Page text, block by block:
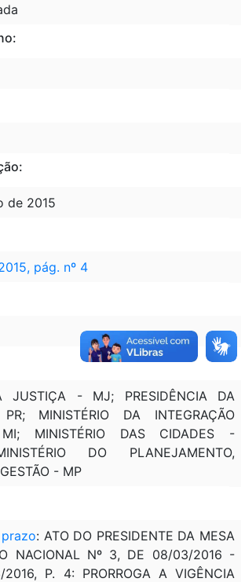
de 2015
pág. nº 4
JUSTIÇA - MJ; PRESIDÊNCIA DA
MINISTÉRIO DA INTEGRAÇÃO
MINISTÉRIO DAS CIDADES -
DO PLANEJAMENTO,
- MP
: ATO DO PRESIDENTE DA MESA
NACIONAL Nº 3, DE 08/03/2016 -
P. 4: PRORROGA A VIGÊNCIA